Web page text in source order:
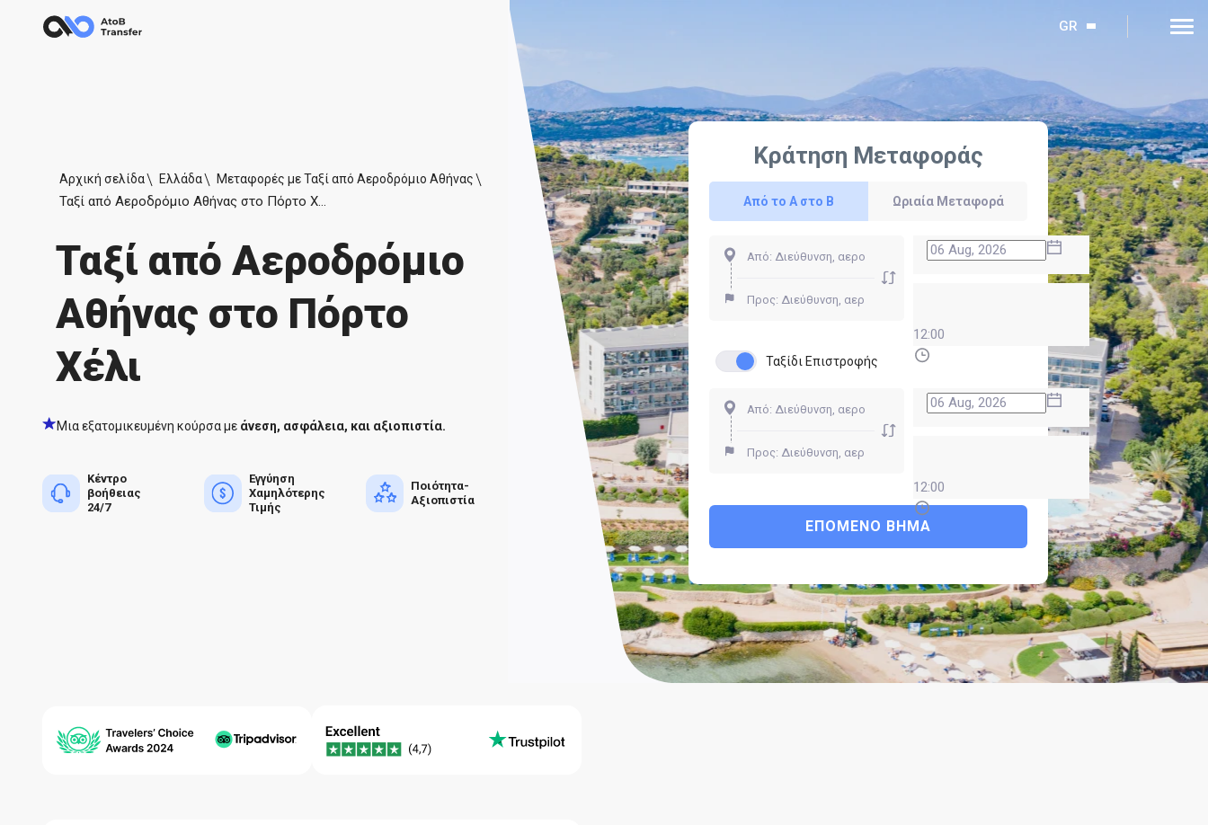
GR
Αρχική σελίδα Ελλάδα Μεταφορές με Ταξί από Αεροδρόμιο Αθήνας
Ταξί από Αεροδρόμιο Αθήνας στο Πόρτο Χέλι
Ταξί από Αεροδρόμιο
Αθήνας στο Πόρτο
Χέλι
Μια εξατομικευμένη κούρσα με άνεση, ασφάλεια, και αξιοπιστία.
Κέντρο
βοήθειας
24/7
Εγγύηση
Χαμηλότερης
Τιμής
Ποιότητα-
Αξιοπιστία
Κράτηση Μεταφοράς
Από το Α στο Β Ωριαία Μεταφορά
12:00
Ταξίδι Επιστροφής
12:00
ΕΠΌΜΕΝΟ ΒΉΜΑ